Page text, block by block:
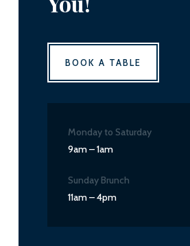
BOOK A TABLE
Monday to Saturday
9am – 1am
Sunday Brunch
11am – 4pm